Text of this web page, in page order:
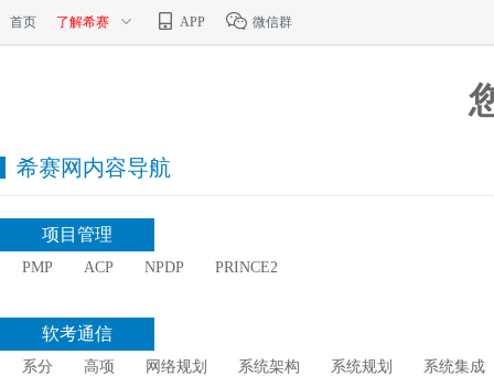
首页 了解希赛 APP 微信群
希赛网内容导航
项目管理
PMP ACP NPDP PRINCE2
软考通信
系分 高项 网络规划 系统架构 系统规划
系统集成